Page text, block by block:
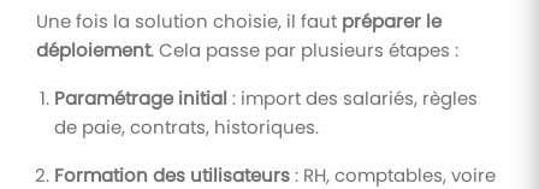
Une fois la solution choisie, il faut préparer le
déploiement. Cela passe par plusieurs étapes :
Paramétrage initial : import des salariés, règles
de paie, contrats, historiques.
Formation des utilisateurs: RH, comptables, voire